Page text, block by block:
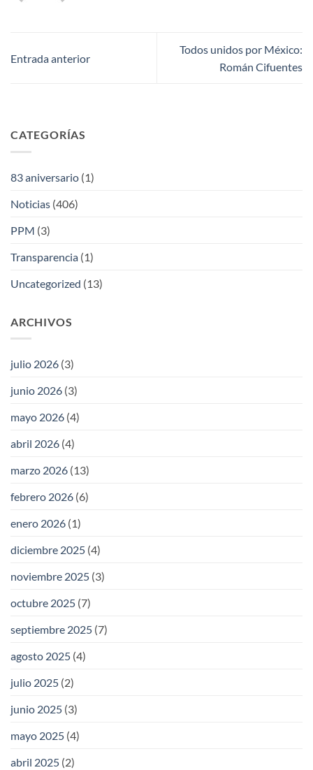
Entrada anterior
Todos unidos por México:
Román Cifuentes
CATEGORÍAS
83 aniversario (1)
Noticias (406)
PPM (3)
Transparencia (1)
Uncategorized (13)
ARCHIVOS
julio 2026 (3)
junio 2026 (3)
mayo 2026 (4)
abril 2026 (4)
marzo 2026 (13)
febrero 2026 (6)
enero 2026 (1)
diciembre 2025 (4)
noviembre 2025 (3)
octubre 2025 (7)
septiembre 2025 (7)
agosto 2025 (4)
julio 2025 (2)
junio 2025 (3)
mayo 2025 (4)
abril 2025 (2)